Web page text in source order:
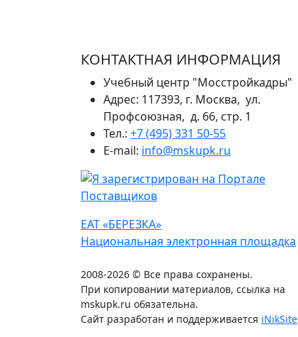
КОНТАКТНАЯ ИНФОРМАЦИЯ
Учебный центр "Мосстройкадры"
Адрес: 117393, г. Москва, ул.
Профсоюзная, д. 66, стр. 1
Тел.: +7 (495) 331 50-55
E-mail: info@mskupk.ru
ЕАТ «БЕРЕЗКА»
Национальная электронная площадка
2008-2026 © Все права сохранены.
При копировании материалов, ссылка на
mskupk.ru обязательна.
Сайт разработан и поддерживается iNikSite